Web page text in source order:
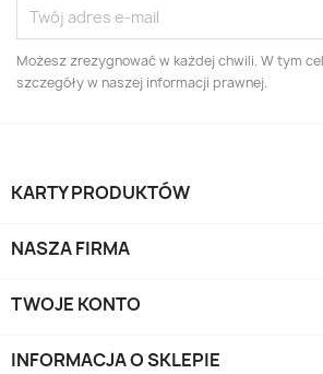
Możesz zrezygnować w każdej chwili. W tym
szczegóły w naszej informacji prawnej.
KARTY PRODUKTÓW
NASZA FIRMA
TWOJE KONTO
INFORMACJA O SKLEPIE